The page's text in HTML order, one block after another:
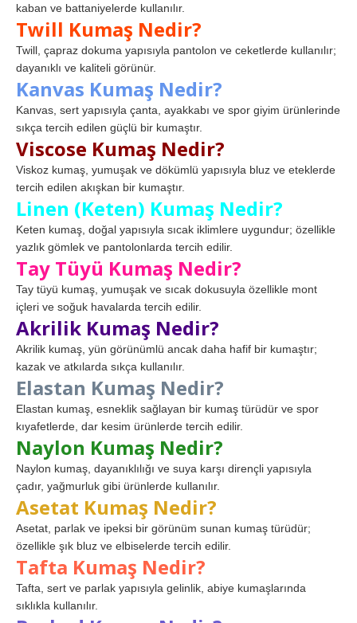
kaban ve battaniyelerde kullanılır.
Twill Kumaş Nedir?
Twill, çapraz dokuma yapısıyla pantolon ve ceketlerde kullanılır;
dayanıklı ve kaliteli görünür.
Kanvas Kumaş Nedir?
Kanvas, sert yapısıyla çanta, ayakkabı ve spor giyim ürünlerinde
sıkça tercih edilen güçlü bir kumaştır.
Viscose Kumaş Nedir?
Viskoz kumaş, yumuşak ve dökümlü yapısıyla bluz ve eteklerde
tercih edilen akışkan bir kumaştır.
Linen (Keten) Kumaş Nedir?
Keten kumaş, doğal yapısıyla sıcak iklimlere uygundur; özellikle
yazlık gömlek ve pantolonlarda tercih edilir.
Tay Tüyü Kumaş Nedir?
Tay tüyü kumaş, yumuşak ve sıcak dokusuyla özellikle mont
içleri ve soğuk havalarda tercih edilir.
Akrilik Kumaş Nedir?
Akrilik kumaş, yün görünümlü ancak daha hafif bir kumaştır;
kazak ve atkılarda sıkça kullanılır.
Elastan Kumaş Nedir?
Elastan kumaş, esneklik sağlayan bir kumaş türüdür ve spor
kıyafetlerde, dar kesim ürünlerde tercih edilir.
Naylon Kumaş Nedir?
Naylon kumaş, dayanıklılığı ve suya karşı dirençli yapısıyla
çadır, yağmurluk gibi ürünlerde kullanılır.
Asetat Kumaş Nedir?
Asetat, parlak ve ipeksi bir görünüm sunan kumaş türüdür;
özellikle şık bluz ve elbiselerde tercih edilir.
Tafta Kumaş Nedir?
Tafta, sert ve parlak yapısıyla gelinlik, abiye kumaşlarında
sıklıkla kullanılır.